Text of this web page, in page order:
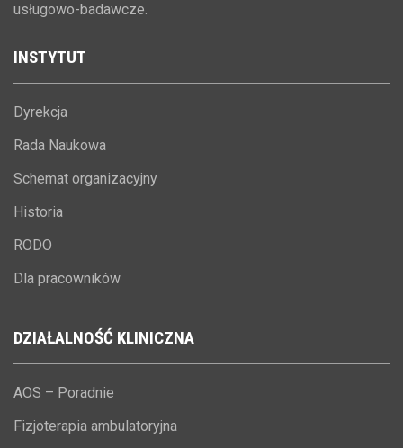
usługowo-badawcze.
INSTYTUT
Dyrekcja
Rada Naukowa
Schemat organizacyjny
Historia
RODO
Dla pracowników
DZIAŁALNOŚĆ KLINICZNA
AOS – Poradnie
Fizjoterapia ambulatoryjna